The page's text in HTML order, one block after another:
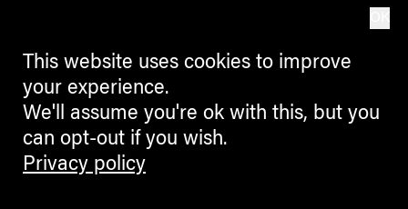
This website uses cookies to improve
your experience.
We'll assume you're ok with this, but you
can opt-out if you wish.
Privacy policy